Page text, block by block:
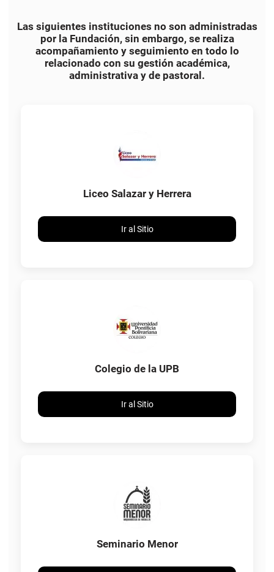
Las siguientes instituciones no son administradas
por la Fundación, sin embargo, se realiza
acompañamiento y seguimiento en todo lo
relacionado con su gestión académica,
administrativa y de pastoral.
Liceo Salazar y Herrera
Ir al Sitio
Colegio de la UPB
Ir al Sitio
Seminario Menor